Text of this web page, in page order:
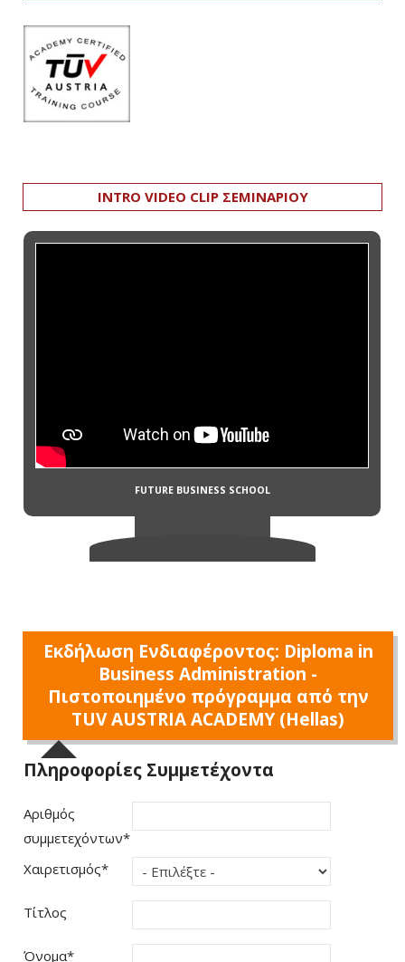
INTRO VIDEO CLIP ΣΕΜΙΝΑΡΙΟΥ
Εκδήλωση Ενδιαφέροντος: Diploma in
Business Administration -
Πιστοποιημένο πρόγραμμα από την
TUV AUSTRIA ACADEMY (Hellas)
Πληροφορίες Συμμετέχοντα
Αριθμός
συμμετεχόντων*
Χαιρετισμός*
Τίτλος
Όνομα*